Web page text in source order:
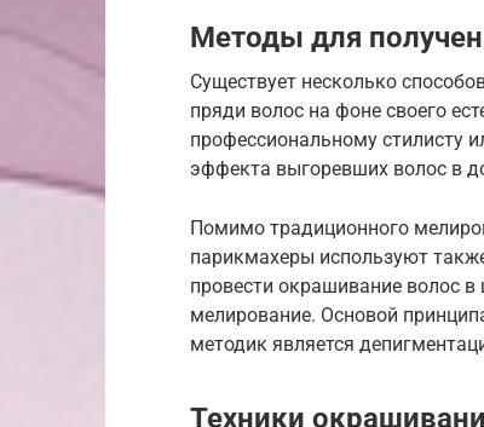
Методы для
Существует несколько
пряди волос на фоне своего
профессиональному стилисту
эффекта выгоревших волос в
Помимо традиционного
парикмахеры используют
провести окрашивание волос
мелирование. Основой
методик является
Техники